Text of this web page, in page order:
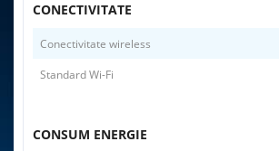
CONECTIVITATE
Conectivitate wireless
Standard Wi-Fi
CONSUM ENERGIE